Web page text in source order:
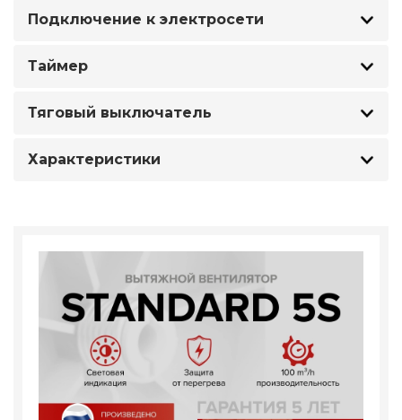
Подключение к электросети
Таймер
Тяговый выключатель
Характеристики